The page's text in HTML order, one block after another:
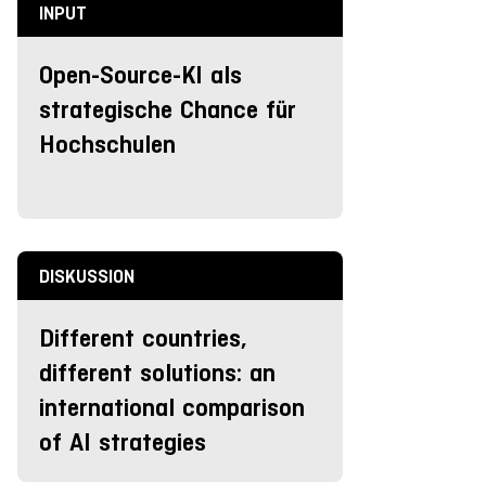
INPUT
Open-Source-KI als
strategische Chance für
Hochschulen
DISKUSSION
Different countries,
different solutions: an
international comparison
of AI strategies